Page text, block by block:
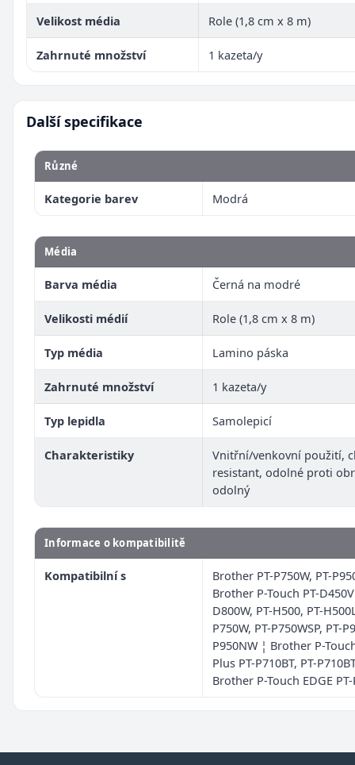
Velikost média Role (1,8 cm x 8 m)
Zahrnuté množství 1 kazeta/y
Další specifikace
Různé
Kategorie barev Modrá
Média
Barva média Černá na modré
Velikosti médií Role (1,8 cm x 8 m)
Typ média Lamino páska
Zahrnuté množství 1 kazeta/y
Typ lepidla Samolepicí
Charakteristiky
Vnitřní/venkovní použití,
resistant, odolné proti
odolný
Informace o kompatibilitě
Kompatibilní s
Brother PT-P750W, PT-
Brother P-Touch PT-
D800W, PT-H500, PT-
P750W, PT-P750WSP, PT-
P950NW ¦ Brother P-
Plus PT-P710BT, PT-
Brother P-Touch EDGE